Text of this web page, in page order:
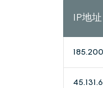
IP地址